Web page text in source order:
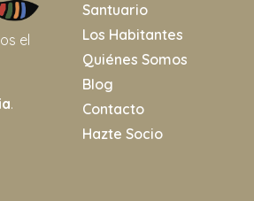
el
.
Santuario
Los Habitantes
Quiénes Somos
Blog
Contacto
Hazte Socio